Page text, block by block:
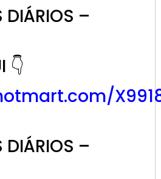
DIÁRIOS –
👇
DIÁRIOS –